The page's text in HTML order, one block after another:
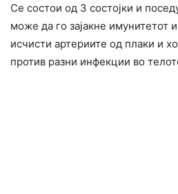
Се состои од 3 состојки и
може да го зајакне имунитетот
исчисти артериите од плаки и
против разни инфекции во